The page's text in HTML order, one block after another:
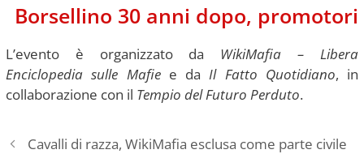
Borsellino 30 anni dopo, promotori
L’evento è organizzato da WikiMafia – Libera
Enciclopedia sulle Mafiee daIl Fatto Quotidiano, in
collaborazione con il Tempio del Futuro Perduto.
Cavalli di razza, WikiMafia esclusa come parte civile